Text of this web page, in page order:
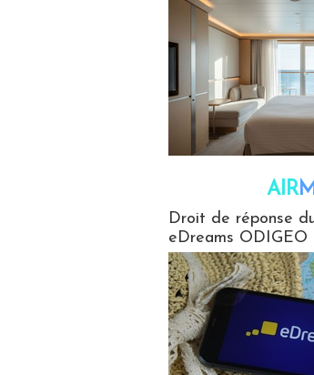
AIR
Droit de réponse
eDreams ODIGEO